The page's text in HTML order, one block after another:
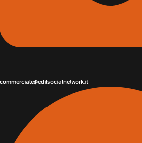
commerciale@edilsocialnetwork.it